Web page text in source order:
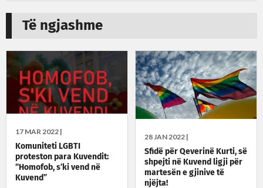
Të ngjashme
17 MAR 2022 |
Komuniteti LGBTI
proteston para Kuvendit:
“Homofob, s’ki vend në
Kuvend”
28 JAN 2022 |
Sfidë për Qeverinë Kurti, së
shpejti në Kuvend ligji për
martesën e gjinive të
njëjta!